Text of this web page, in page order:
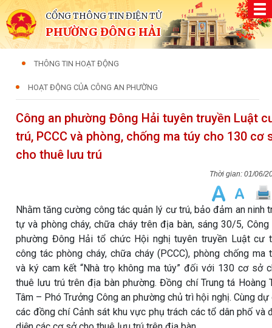
CỔNG THÔNG TIN ĐIỆN TỬ
PHƯỜNG ĐÔNG HẢI
THÔNG TIN HOẠT ĐỘNG
HOẠT ĐỘNG CỦA CÔNG AN PHƯỜNG
Công an phường Đông Hải tuyên truyền Luật
trú, PCCC và phòng, chống ma túy cho 130 cơ
cho thuê lưu trú
01/06/
Nhằm tăng cường công tác quản lý cư trú, bảo đảm an ninh
tự và phòng cháy, chữa cháy trên địa bàn, sáng 30/5, Công
phường Đông Hải tổ chức Hội nghị tuyên truyền Luật cư
công tác phòng cháy, chữa cháy (PCCC), phòng chống ma
và ký cam kết “Nhà trọ không ma túy” đối với 130 cơ sở
thuê lưu trú trên địa bàn phường. Đồng chí Trung tá Hoàng
Tâm – Phó Trưởng Công an phường chủ trì hội nghị. Cùng dự
các đồng chí Cảnh sát khu vực phụ trách các tổ dân phố và